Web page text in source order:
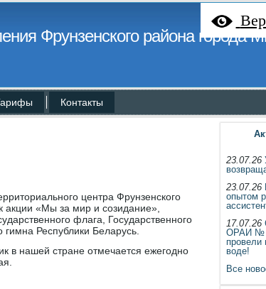
Фрунзенского района города
Контакты
центра Фрунзенского
акции «Мы за мир и созидание»,
флага, Государственного
гимна Республики Беларусь.
в нашей стране отмечается ежегодно
23.07.26
23.07.26
опытом
17.07.26
ОРАИ №
провели
воде!
Все